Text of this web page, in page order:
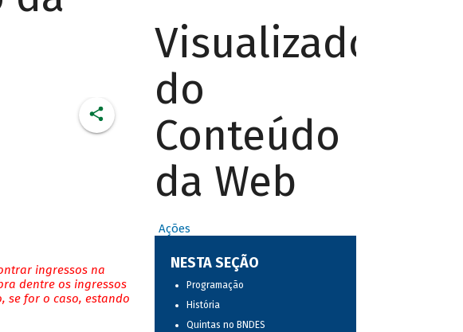
ingressos na
dentre os ingressos
se for o caso, estando
Visualizador
do
Conteúdo
da Web
Ações
NESTA SEÇÃO
Programação
História
Quintas no BNDES